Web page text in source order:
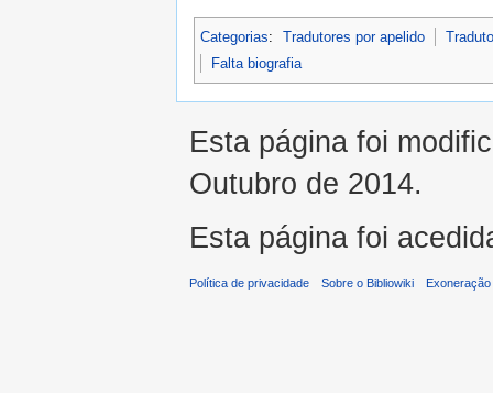
Categorias: Tradutores por apelido
Falta biografia
Esta página foi
Outubro de 2014.
Esta página foi
Política de privacidade Sobre o Bibliowiki